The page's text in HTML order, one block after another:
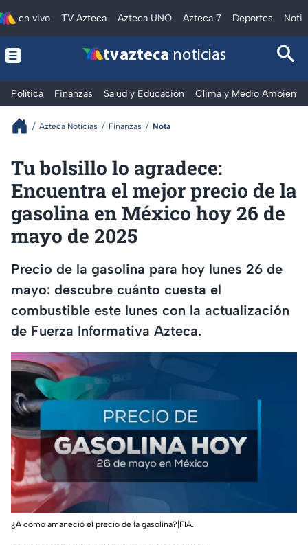
en vivo TV Azteca Azteca UNO Azteca 7 Deportes
tv azteca noticias
Política Finanzas Salud y Educación Clima y Medio Ambiente
Azteca Noticias Finanzas Nota
Tu bolsillo lo agradece:
Encuentra el mejor precio de la
gasolina en México hoy 26 de
mayo de 2025
Precio de la gasolina para hoy lunes 26 de
mayo: descubre cuánto cuesta el
combustible este lunes con la actualización
de Fuerza Informativa Azteca.
¿A cómo amaneció el precio de la gasolina?|FIA.